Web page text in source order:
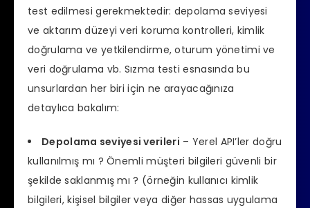
test edilmesi gerekmektedir: depolama seviyesi
ve aktarım düzeyi veri koruma kontrolleri, kimlik
doğrulama ve yetkilendirme, oturum yönetimi ve
veri doğrulama vb. Sızma testi esnasında bu
unsurlardan her biri için ne arayacağınıza
detaylıca bakalım:
Depolama seviyesi verileri – Yerel API’ler doğru
kullanılmış mı ? Önemli müşteri bilgileri güvenli bir
şekilde saklanmış mı ? (örneğin kullanıcı kimlik
bilgileri, kişisel bilgiler veya diğer hassas uygulama